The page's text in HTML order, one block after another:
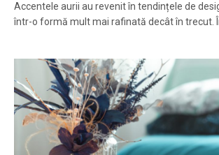
Accentele aurii au revenit în tendințele de
într-o formă mult mai rafinată decât în trecut.